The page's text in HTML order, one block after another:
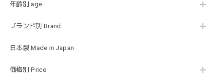
年齢別 age
ブランド別 Brand
日本製 Made in Japan
価格別 Price
ラス…お絵描きセットと食具までたっぷりと入っていまし